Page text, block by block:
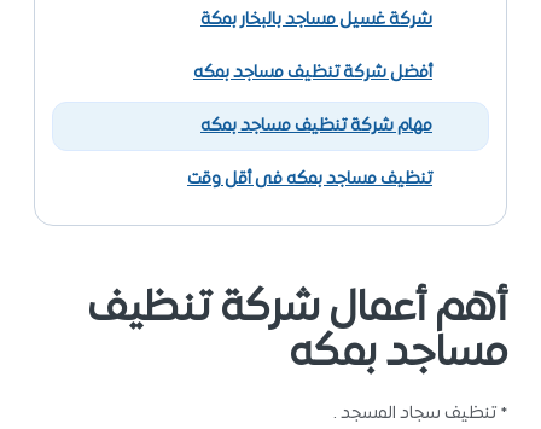
شركة غسيل مساجد بالبخار بمكة
أفضل شركة تنظيف مساجد بمكه
مهام شركة تنظيف مساجد بمكه
تنظيف مساجد بمكه فى أقل وقت
أهم أعمال شركة تنظيف
مساجد بمكه
* تنظيف سجاد المسجد .